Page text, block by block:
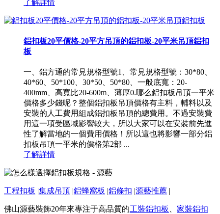
了解詳情
鋁扣板20平價格-20平方吊頂的鋁扣板-20平米吊頂鋁扣
板
一、鋁方通的常見規格型號1、常見規格型號：30*80、
40*60、50*100、30*50、50*80、一般底寬：20-
400mm、高寬比20-600m、薄厚0.哪么鋁扣板吊頂一平米
價格多少錢呢？整個鋁扣板吊頂價格有主料，輔料以及
安裝的人工費用組成鋁扣板吊頂的總費用。不過安裝費
用這一項受區域影響較大，所以大家可以在安裝前先進
性了解當地的一個費用價格！所以這也將影響一部分鋁
扣板吊頂一平米的價格第2部 ...
了解詳情
工程扣板 |集成吊頂 |鋁蜂窩板 |鋁條扣 |源藝推薦 |
佛山源藝裝飾20年來專注于高品質的工裝鋁扣板
家裝鋁扣